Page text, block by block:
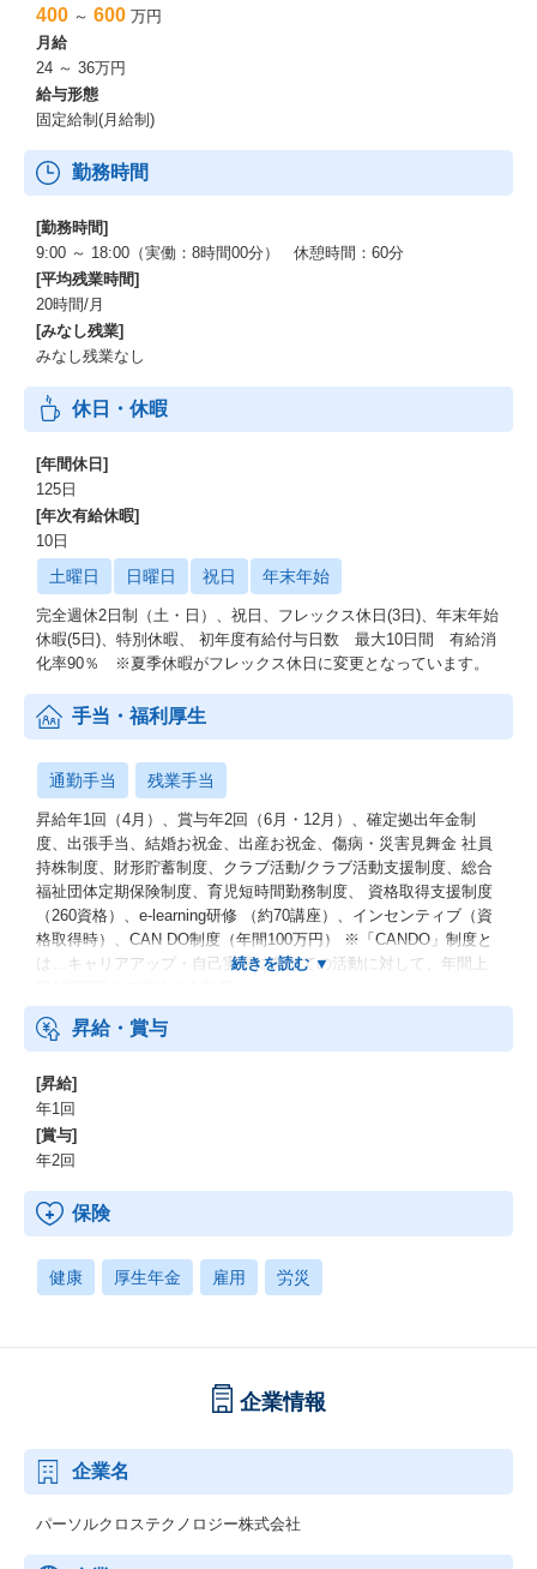
400 ～ 600 万円
月給
24 ～ 36万円
給与形態
固定給制(月給制)
勤務時間
[勤務時間]
9:00 ～ 18:00（実働：8時間00分） 休憩時間：60分
[平均残業時間]
20時間/月
[みなし残業]
みなし残業なし
休日・休暇
[年間休日]
125日
[年次有給休暇]
10日
土曜日 日曜日 祝日 年末年始
完全週休2日制（土・日）、祝日、フレックス休日(3日)、年末年始
休暇(5日)、特別休暇、 初年度有給付与日数 最大10日間 有給消
化率90％ ※夏季休暇がフレックス休日に変更となっています。
手当・福利厚生
通勤手当 残業手当
昇給年1回（4月）、賞与年2回（6月・12月）、確定拠出年金制
度、出張手当、結婚お祝金、出産お祝金、傷病・災害見舞金 社員
持株制度、財形貯蓄制度、クラブ活動/クラブ活動支援制度、総合
福祉団体定期保険制度、育児短時間勤務制度、 資格取得支援制度
（260資格）、e-learning研修 （約70講座）、インセンティブ（資
格取得時）、CAN DO制度（年間100万円） ※「CANDO」制度と
は…キャリアアップ・自己実現に向けての活動に対して、年間上
昇給・賞与
[昇給]
年1回
[賞与]
年2回
保険
健康 厚生年金 雇用 労災
企業情報
企業名
パーソルクロステクノロジー株式会社